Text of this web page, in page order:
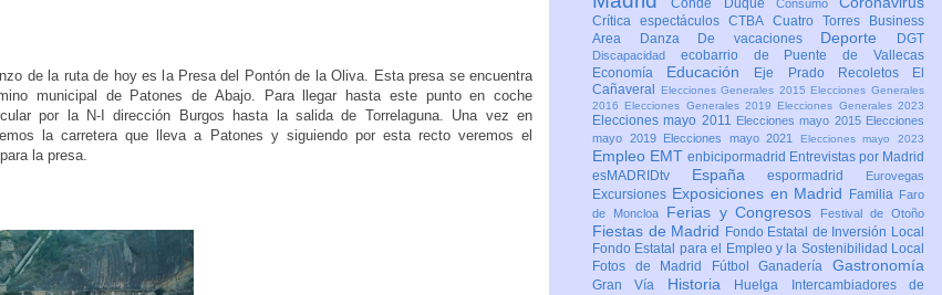
de la ruta de hoy es la Presa del Pontón de la Oliva. Esta presa se encuentra
municipal de Patones de Abajo. Para llegar hasta este punto en coche
por la N-I dirección Burgos hasta la salida de Torrelaguna. Una vez en
la carretera que lleva a Patones y siguiendo por esta recto veremos el
la presa.
Conde Duque Consumo
Crítica espectáculosCTBA Cuatro Torres Business
Area
Danza De vacaciones Deporte DGT
Discapacidad ecobarrio de Puente de Vallecas
Economía Educación Eje Prado Recoletos
El
Cañaveral
Elecciones Generales 2015 Elecciones Generales
2016 Elecciones Generales 2019 Elecciones Generales 2023
Elecciones mayo 2011 Elecciones mayo 2015 Elecciones
mayo 2019
Elecciones mayo 2021 Elecciones mayo 2023
Empleo EMT enbicipormadrid Entrevistas por Madrid
esMADRIDtv Españaespormadrid Eurovegas
Excursiones Exposiciones en Madrid Familia Faro
de Moncloa
Ferias y Congresos Festival de Otoño
Fiestas de Madrid Fondo Estatal de Inversión Local
Fondo Estatal para el Empleo y la Sostenibilidad Local
Fotos de Madrid
FútbolGanaderíaGastronomía
Gran Vía Historia Huelga
Intercambiadores de